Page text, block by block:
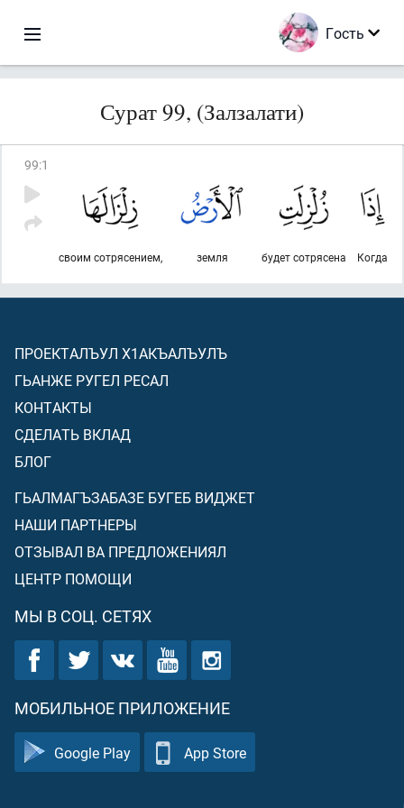
Гость
Сурат 99, (Залзалати)
99:1
Когда
будет сотрясена
земля
своим сотрясением,
ПРОЕКТАЛЪУЛ Х1АКЪАЛЪУЛЪ
ГЬАНЖЕ РУГЕЛ РЕСАЛ
КОНТАКТЫ
СДЕЛАТЬ ВКЛАД
БЛОГ
ГЬАЛМАГЪЗАБАЗЕ БУГЕБ ВИДЖЕТ
НАШИ ПАРТНЕРЫ
ОТЗЫВАЛ ВА ПРЕДЛОЖЕНИЯЛ
ЦЕНТР ПОМОЩИ
МЫ В СОЦ. СЕТЯХ
МОБИЛЬНОЕ ПРИЛОЖЕНИЕ
Google Play App Store